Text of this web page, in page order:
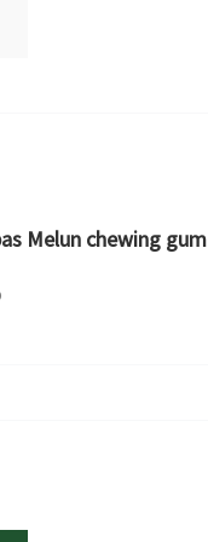
Melun chewing